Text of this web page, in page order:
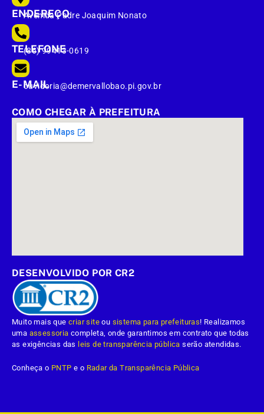
ENDEREÇO
Avenida Padre Joaquim Nonato
TELEFONE
(86) 99413-0619
E-MAIL
ouvidoria@demervallobao.pi.gov.br
COMO CHEGAR À PREFEITURA
DESENVOLVIDO POR CR2
Muito mais quecriar site ou sistema para prefeituras! Realizamos
uma assessoria completa, onde garantimos em contrato que todas
as exigências das leis de transparência pública serão atendidas.
Conheça o PNTP e o Radar da Transparência Pública